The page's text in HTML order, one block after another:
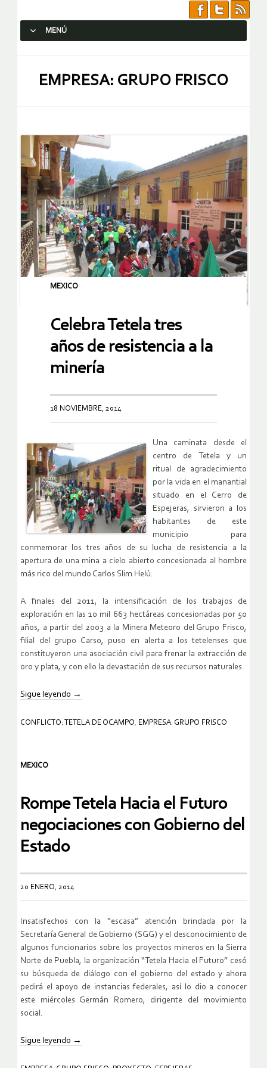
MENÚ
EMPRESA: GRUPO FRISCO
MEXICO
Celebra Tetela tres
años de resistencia a la
minería
18 NOVIEMBRE, 2014
Una caminata desde el
centro de Tetela y un
ritual de agradecimiento
por la vida en el manantial
situado en el Cerro de
Espejeras, sirvieron a los
habitantes de este
municipio para
conmemorar los tres años de su lucha de resistencia a la
apertura de una mina a cielo abierto concesionada al hombre
más rico del mundo Carlos Slim Helú.
A finales del 2011, la intensificación de los trabajos de
exploración en las 10 mil 663 hectáreas concesionadas por 50
años, a partir del 2003 a la Minera Meteoro del Grupo Frisco,
filial del grupo Carso, puso en alerta a los tetelenses que
constituyeron una asociación civil para frenar la extracción de
oro y plata, y con ello la devastación de sus recursos naturales.
Sigue leyendo →
CONFLICTO: TETELA DE OCAMPO, EMPRESA: GRUPO FRISCO
MEXICO
Rompe Tetela Hacia el Futuro
negociaciones con Gobierno del
Estado
20 ENERO, 2014
Insatisfechos con la “escasa” atención brindada por la
Secretaría General de Gobierno (SGG) y el desconocimiento de
algunos funcionarios sobre los proyectos mineros en la Sierra
Norte de Puebla, la organización “Tetela Hacia el Futuro” cesó
su búsqueda de diálogo con el gobierno del estado y ahora
pedirá el apoyo de instancias federales, así lo dio a conocer
este miércoles Germán Romero, dirigente del movimiento
social.
Sigue leyendo →